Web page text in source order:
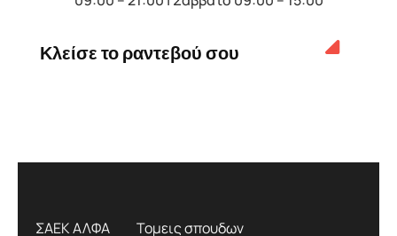
Κλείσε το ραντεβού σου
ΣΑΕΚ ΑΛΦΑ Τομεις σπουδων